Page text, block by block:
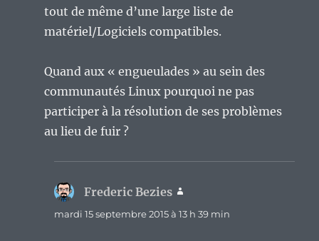
tout de même d’une large liste de
matériel/Logiciels compatibles.
Quand aux « engueulades » au sein des
communautés Linux pourquoi ne pas
participer à la résolution de ses problèmes
au lieu de fuir ?
Frederic Bezies
mardi 15 septembre 2015 à 13 h 39 min